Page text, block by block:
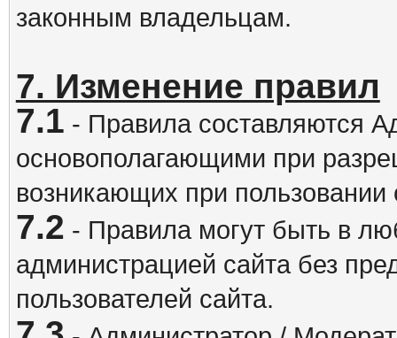
законным владельцам.
7. Изменение правил
7.1 - Правила составляются
основополагающими при
возникающих при пользовании
7.2 - Правила могут быть в
администрацией сайта без
пользователей сайта.